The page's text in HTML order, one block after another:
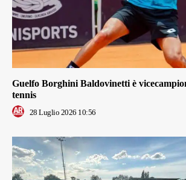
Guelfo Borghini Baldovinetti è
tennis
28 Luglio 2026 10:56